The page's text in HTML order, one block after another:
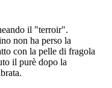
il "terroir".
non ha perso la
con la pelle di fragola
il purè dopo la